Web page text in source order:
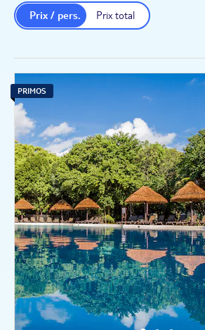
Prix total
Prix / pers.
PRIMOS